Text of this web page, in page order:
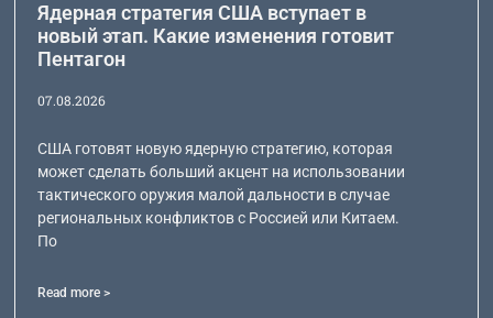
Ядерная стратегия США вступает в
новый этап. Какие изменения готовит
Пентагон
07.08.2026
США готовят новую ядерную стратегию, которая
может сделать больший акцент на использовании
тактического оружия малой дальности в случае
региональных конфликтов с Россией или Китаем.
По
Read more >